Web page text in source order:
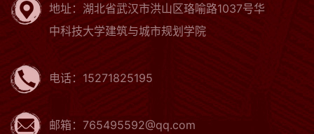
地址：湖北省武汉市洪山区珞喻路1037号华
中科技大学建筑与城市规划学院
电话：15271825195
邮箱：765495592@qq.com